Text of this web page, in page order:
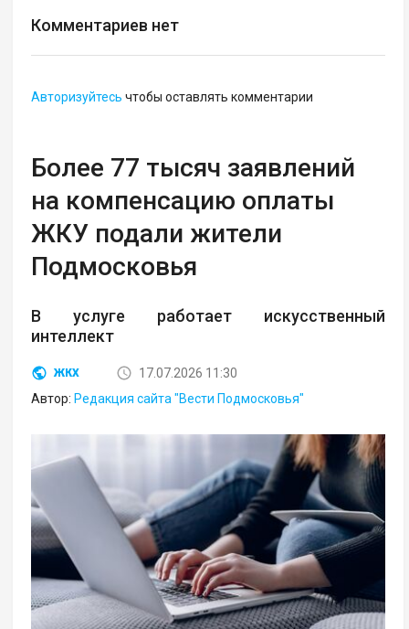
Комментариев нет
Авторизуйтесь чтобы оставлять комментарии
Более 77 тысяч заявлений
на компенсацию оплаты
ЖКУ подали жители
Подмосковья
В услуге работает искусственный
интеллект
ЖКХ
17.07.2026 11:30
Автор: Редакция сайта "Вести Подмосковья"